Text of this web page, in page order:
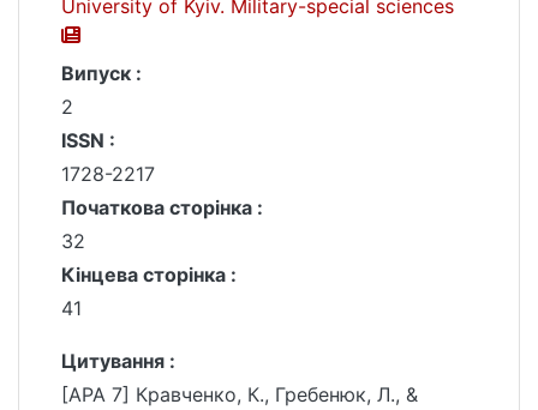
University of Kyiv. Military-special sciences
Випуск :
2
ISSN :
1728-2217
Початкова сторінка :
32
Кінцева сторінка :
41
Цитування :
[APA 7] Кравченко, К., Гребенюк, Л., &